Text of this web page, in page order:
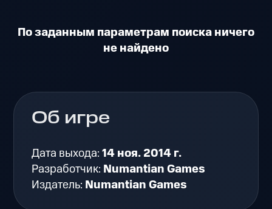
По заданным параметрам поиска ничего
не найдено
Об игре
Дата выхода:14 ноя. 2014 г.
Разработчик: Numantian Games
Издатель: Numantian Games